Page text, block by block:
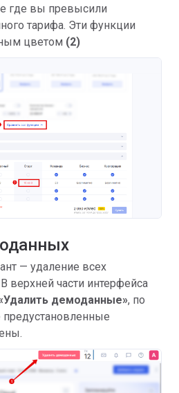
где вы превысили
тарифа. Эти функции
цветом (2)
— удаление всех
верхней части интерфейса
демоданные», по